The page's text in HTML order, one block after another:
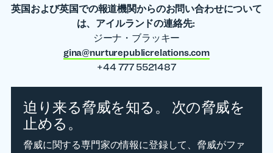
英国および英国での報道機関からのお問い合わせについて
は、アイルランドの連絡先:
ジーナ・ブラッキー
gina@nurturepublicrelations.com
+44 777 5521487
迫り来る脅威を知る。 次の脅威を
止める。
脅威に関する専門家の情報に登録して、脅威がファ